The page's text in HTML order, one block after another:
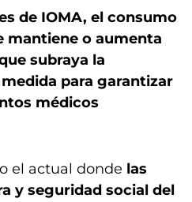
de IOMA, el consumo
mantiene o aumenta
subraya la
para garantizar
médicos
el actual donde las
y seguridad social del